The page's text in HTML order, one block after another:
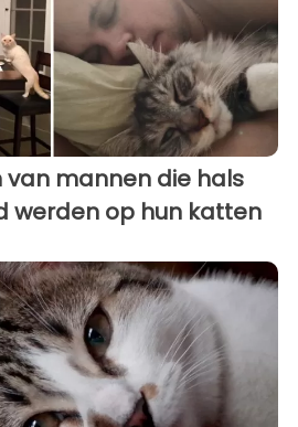
van mannen die hals
werden op hun katten